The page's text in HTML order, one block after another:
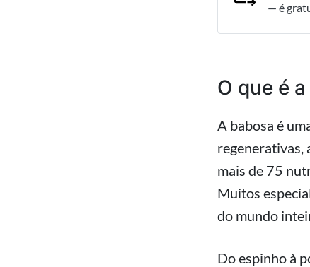
— é
O que é
A babosa é
regenerativas,
mais de 75
Muitos
do mundo
Do espinho à